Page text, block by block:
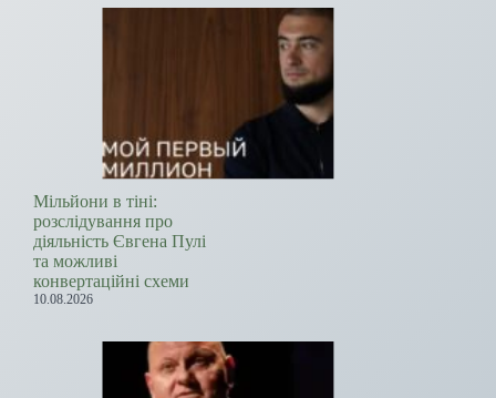
Мільйони в тіні:
розслідування про
діяльність Євгена Пулі
та можливі
конвертаційні схеми
10.08.2026